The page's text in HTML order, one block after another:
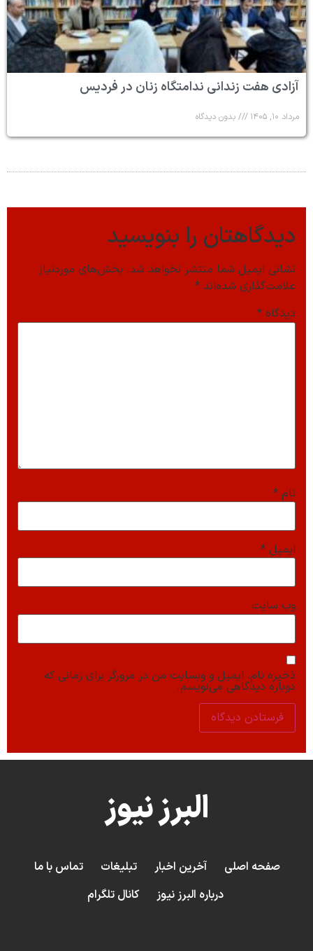
آزادی هفت زندانی ندامتگاه زنان در فردیس
مرداد ۱۰, ۱۴۰۵ بدون دیدگاه
دیدگاهتان را بنویسید
نشانی ایمیل شما منتشر نخواهد شد. بخش‌های موردنیاز
علامت‌گذاری شده‌اند *
دیدگاه *
نام *
ایمیل *
وب‌ سایت
ذخیره نام، ایمیل و وبسایت من در مرورگر برای زمانی که
دوباره دیدگاهی می‌نویسم.
البرز نیوز
صفحه اصلی آخرین اخبار تبلیغات
تماس با ما
درباره البرز نیوز
کانال تلگرام